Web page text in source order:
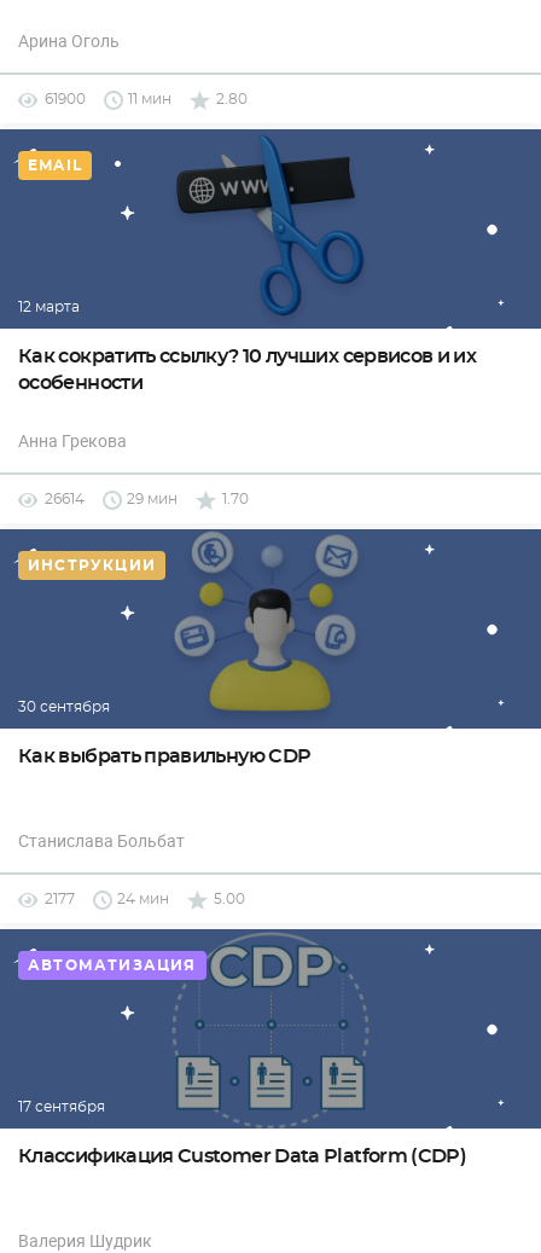
Арина Оголь
61900 11 мин 2.80
EMAIL
12 марта
Как сократить ссылку? 10 лучших сервисов и их
особенности
Анна Грекова
26614 29 мин 1.70
ИНСТРУКЦИИ
30 сентября
Как выбрать правильную CDP
Станислава Больбат
2177 24 мин 5.00
АВТОМАТИЗАЦИЯ
17 сентября
Классификация Customer Data Platform (CDP)
Валерия Шудрик